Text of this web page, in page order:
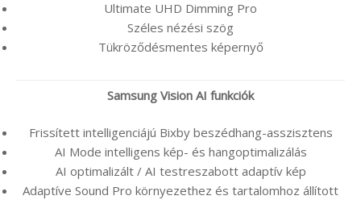
Ultimate UHD Dimming Pro
Széles nézési szög
Tükröződésmentes képernyő
Samsung Vision AI funkciók
Frissített intelligenciájú Bixby beszédhang-asszisztens
AI Mode intelligens kép- és hangoptimalizálás
AI optimalizált / AI testreszabott adaptív kép
Adaptíve Sound Pro környezethez és tartalomhoz állított